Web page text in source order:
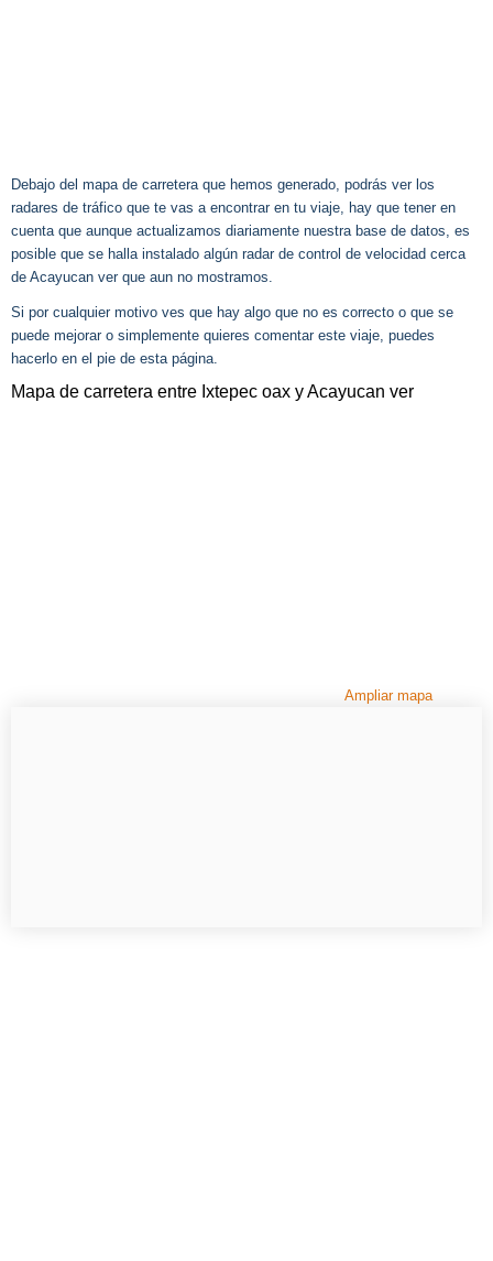
Debajo del mapa de carretera que hemos generado, podrás ver los
radares de tráfico que te vas a encontrar en tu viaje, hay que tener en
cuenta que aunque actualizamos diariamente nuestra base de datos, es
posible que se halla instalado algún radar de control de velocidad cerca
de Acayucan ver que aun no mostramos.
Si por cualquier motivo ves que hay algo que no es correcto o que se
puede mejorar o simplemente quieres comentar este viaje, puedes
hacerlo en el pie de esta página.
Mapa de carretera entre Ixtepec oax y Acayucan ver
Ampliar mapa